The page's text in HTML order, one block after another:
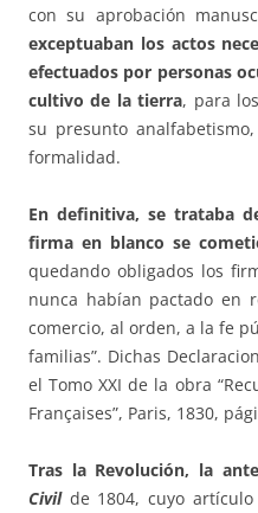
con su aprobación
exceptuaban los actos
efectuados por personas
cultivo de la tierra, para
su presunto
formalidad.
En definitiva, se trataba
firma en blanco se
quedando obligados los
nunca habían pactado en
comercio, al orden, a la fe
familias”. Dichas
el Tomo XXI de la obra
Françaises”, Paris, 1830,
Tras la Revolución, la
Civilde 1804, cuyo artículo